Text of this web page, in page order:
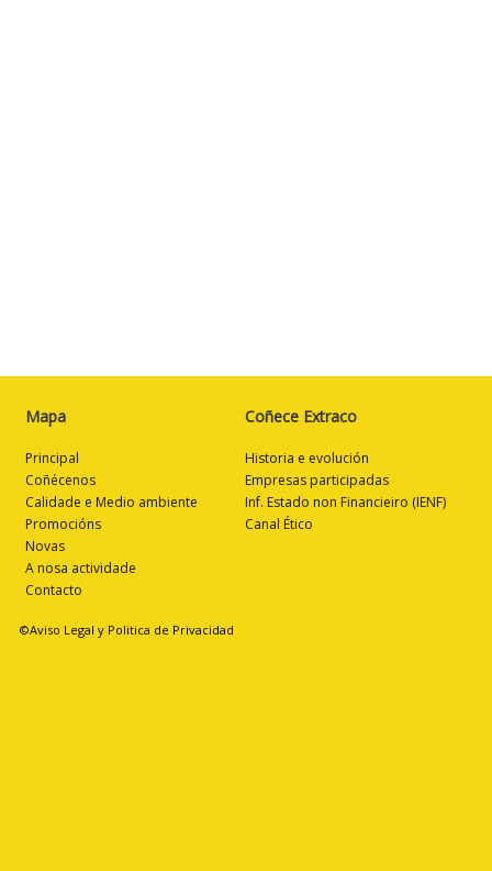
Mapa
Principal
Coñécenos
Calidade e Medio ambiente
Promocións
Novas
A nosa actividade
Contacto
Coñece Extraco
Historia e evolución
Empresas participadas
Inf. Estado non Financieiro (IENF)
Canal Ético
©Aviso Legal y Politica de Privacidad